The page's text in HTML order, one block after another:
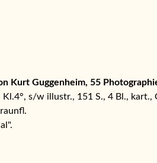
Kurt Guggenheim, 55
s/w illustr., 151 S., 4 Bl., kart.,